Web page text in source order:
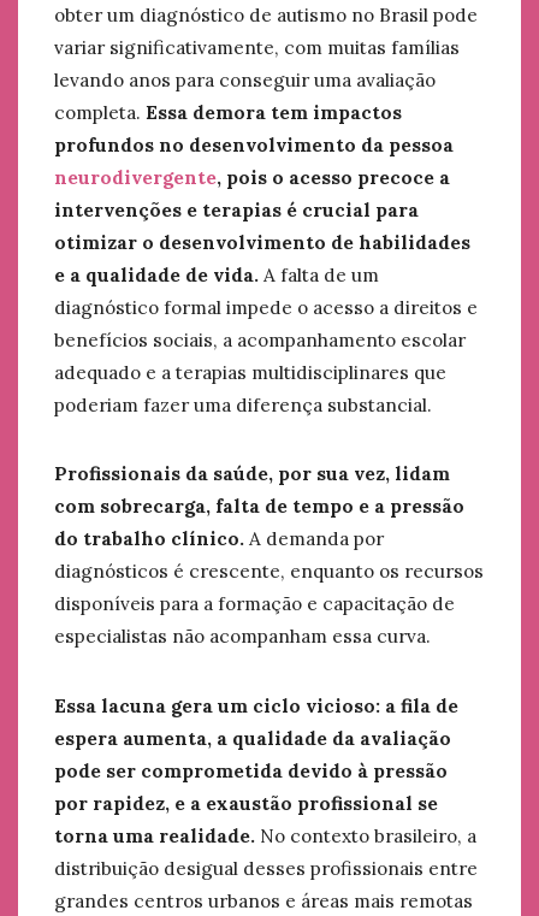
obter um diagnóstico de autismo no Brasil pode
variar significativamente, com muitas famílias
levando anos para conseguir uma avaliação
completa. Essa demora tem impactos
profundos no desenvolvimento da pessoa
neurodivergente, pois o acesso precoce a
intervenções e terapias é crucial para
otimizar o desenvolvimento de habilidades
e a qualidade de vida. A falta de um
diagnóstico formal impede o acesso a direitos e
benefícios sociais, a acompanhamento escolar
adequado e a terapias multidisciplinares que
poderiam fazer uma diferença substancial.
Profissionais da saúde, por sua vez, lidam
com sobrecarga, falta de tempo e a pressão
do trabalho clínico. A demanda por
diagnósticos é crescente, enquanto os recursos
disponíveis para a formação e capacitação de
especialistas não acompanham essa curva.
Essa lacuna gera um ciclo vicioso: a fila de
espera aumenta, a qualidade da avaliação
pode ser comprometida devido à pressão
por rapidez, e a exaustão profissional se
torna uma realidade. No contexto brasileiro, a
distribuição desigual desses profissionais entre
grandes centros urbanos e áreas mais remotas